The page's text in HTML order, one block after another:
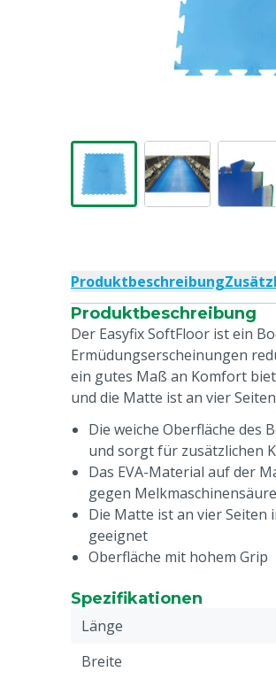
Produktbeschreibung
Produktbeschreibung
Der Easyfix SoftFloor ist ein
Ermüdungserscheinungen
ein gutes Maß an Komfort
und die Matte ist an vier
Die weiche Oberfläche des
und sorgt für zusätzlichen
Das EVA-Material auf der
gegen
Die Matte ist an vier
geeignet
Oberfläche mit hohem Grip
Spezifikationen
Länge
Breite